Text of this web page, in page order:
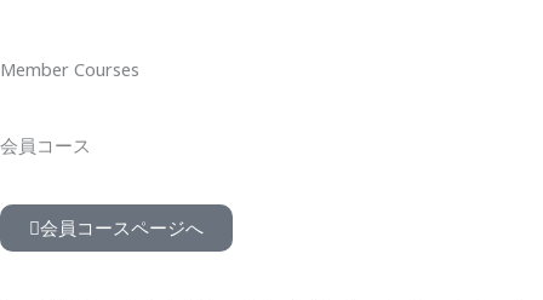
Member Courses
会員コース
会員コースページへ